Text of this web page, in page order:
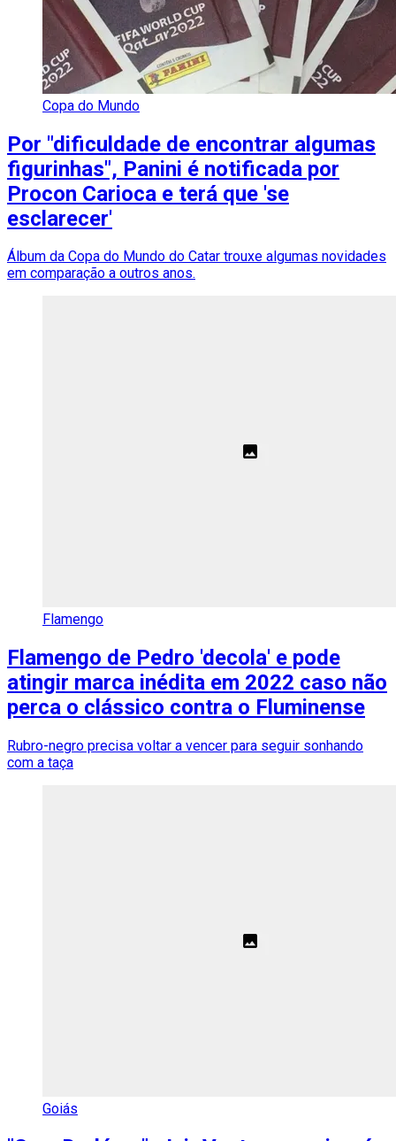
Copa do Mundo
Por "dificuldade de encontrar algumas
figurinhas", Panini é notificada por
Procon Carioca e terá que 'se
esclarecer'
Álbum da Copa do Mundo do Catar trouxe algumas novidades
em comparação a outros anos.
Flamengo
Flamengo de Pedro 'decola' e pode
atingir marca inédita em 2022 caso não
perca o clássico contra o Fluminense
Rubro-negro precisa voltar a vencer para seguir sonhando
com a taça
Goiás